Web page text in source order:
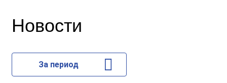
Новости
За период